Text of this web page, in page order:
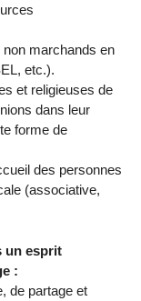
marchands en
etc.).
et religieuses de
dans leur
forme de
des personnes
(associative,
un esprit
:
de partage et